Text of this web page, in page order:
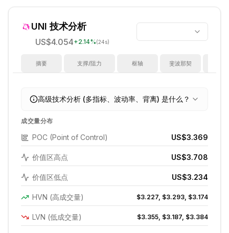
UNI 技术分析
US$4.054+2.14%(24s)
摘要 支撑/阻力 枢轴 斐波那契
高级技术分析 (多指标、波动率、背离) 是什么？
成交量分布
POC (Point of Control) US$3.369
价值区高点 US$3.708
价值区低点 US$3.234
HVN (高成交量) $3.227, $3.293, $3.174
LVN (低成交量) $3.355, $3.187, $3.384